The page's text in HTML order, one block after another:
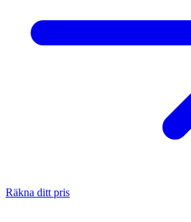
Räkna ditt pris